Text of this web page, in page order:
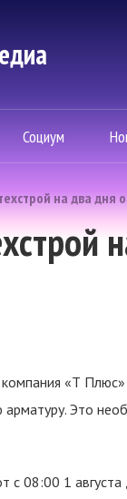
Социум
на два дня
«Т
Это
с 08:00 1